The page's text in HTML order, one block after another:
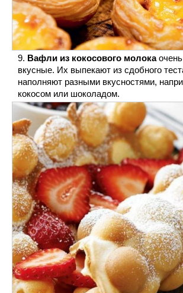
Вафли из кокосового молока
вкусные. Их выпекают из сдобного
наполняют разными вкусностями,
кокосом или шоколадом.